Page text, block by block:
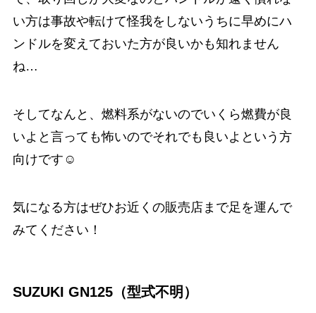
い方は事故や転けて怪我をしないうちに早めにハ
ンドルを変えておいた方が良いかも知れません
ね…
そしてなんと、燃料系がないのでいくら燃費が良
いよと言っても怖いのでそれでも良いよという方
向けです☺️
気になる方はぜひお近くの販売店まで足を運んで
みてください！
SUZUKI GN125（型式不明）